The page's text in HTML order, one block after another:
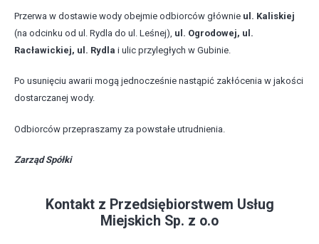
Przerwa w dostawie wody obejmie odbiorców głównie ul. Kaliskiej
(na odcinku od ul. Rydla do ul. Leśnej), ul. Ogrodowej, ul.
Racławickiej, ul. Rydla i ulic przyległych w Gubinie.
Po usunięciu awarii mogą jednocześnie nastąpić zakłócenia w jakości
dostarczanej wody.
Odbiorców przepraszamy za powstałe utrudnienia.
Zarząd Spółki
Kontakt z Przedsiębiorstwem Usług
Miejskich Sp. z o.o